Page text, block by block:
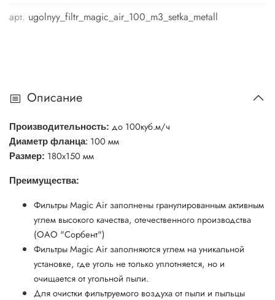
арт. ugolnyy_filtr_magic_air_100_m3_setka_metall
Описание
Производительность: до 100куб.м/ч
Диаметр фланца: 100 мм
Размер: 180х150 мм
Преимущества:
Фильтры Magic Air заполнены гранулированным активным
углем высокого качества, отечественного производства
(ОАО "Сорбент")
Фильтры Magic Air заполняются углем на уникальной
установке, где уголь не только уплотняется, но и
очищается от угольной пыли.
Для очистки фильтруемого воздуха от пыли и пыльцы